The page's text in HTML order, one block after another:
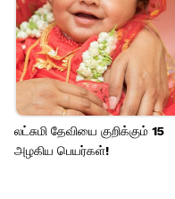
லட்சுமி தேவியை குறிக்கும் 15
அழகிய பெயர்கள்!